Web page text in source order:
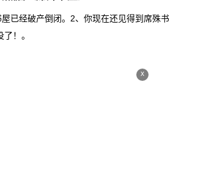
已经破产倒闭。2、你现在还见得到席殊书
！。
x